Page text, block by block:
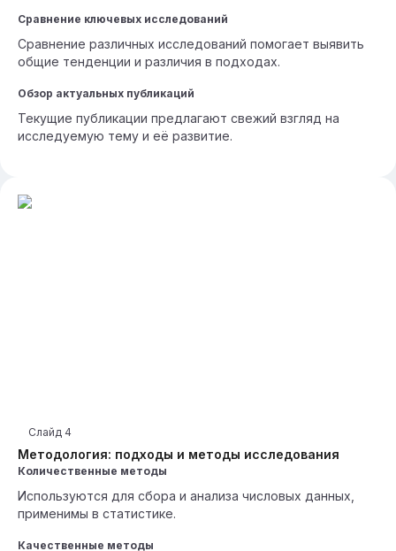
Сравнение ключевых исследований
Сравнение различных исследований помогает выявить
общие тенденции и различия в подходах.
Обзор актуальных публикаций
Текущие публикации предлагают свежий взгляд на
исследуемую тему и её развитие.
Методология: подходы и методы исследования
Слайд 4
Количественные методы
Используются для сбора и анализа числовых данных,
применимы в статистике.
Качественные методы